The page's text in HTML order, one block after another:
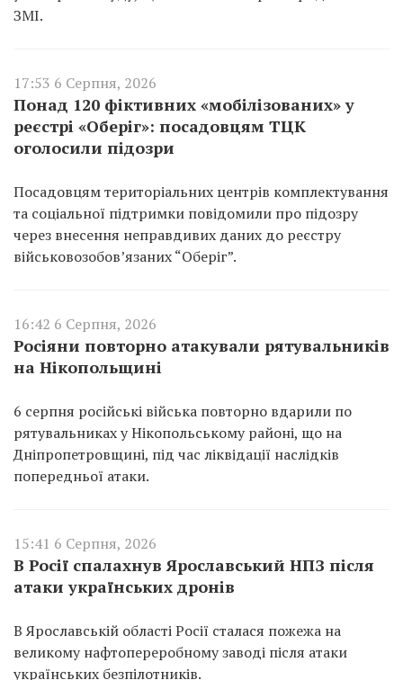
ЗМІ.
17:53 6 Серпня, 2026
Понад 120 фіктивних «мобілізованих» у
реєстрі «Оберіг»: посадовцям ТЦК
оголосили підозри
Посадовцям територіальних центрів комплектування
та соціальної підтримки повідомили про підозру
через внесення неправдивих даних до реєстру
військовозобов’язаних “Оберіг”.
16:42 6 Серпня, 2026
Росіяни повторно атакували рятувальників
на Нікопольщині
6 серпня російські війська повторно вдарили по
рятувальниках у Нікопольському районі, що на
Дніпропетровщині, під час ліквідації наслідків
попередньої атаки.
15:41 6 Серпня, 2026
В Росії спалахнув Ярославський НПЗ після
атаки українських дронів
В Ярославській області Росії сталася пожежа на
великому нафтопереробному заводі після атаки
українських безпілотників.